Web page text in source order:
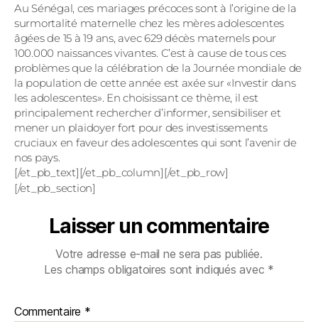
Au Sénégal, ces mariages précoces sont à l’origine de la
surmortalité maternelle chez les mères adolescentes
âgées de 15 à 19 ans, avec 629 décès maternels pour
100.000 naissances vivantes. C’est à cause de tous ces
problèmes que la célébration de la Journée mondiale de
la population de cette année est axée sur «Investir dans
les adolescentes». En choisissant ce thème, il est
principalement rechercher d’informer, sensibiliser et
mener un plaidoyer fort pour des investissements
cruciaux en faveur des adolescentes qui sont l’avenir de
nos pays.
[/et_pb_text][/et_pb_column][/et_pb_row]
[/et_pb_section]
Laisser un commentaire
Votre adresse e-mail ne sera pas publiée.
Les champs obligatoires sont indiqués avec *
Commentaire *